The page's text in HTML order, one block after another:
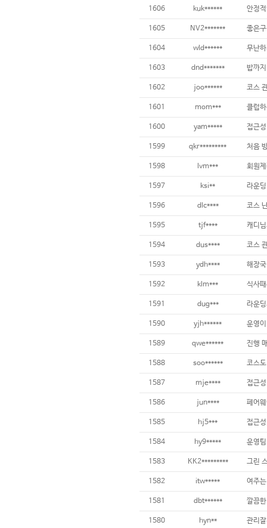
1606 kuk****** 안정
1605 NV2******* 좋은
1604 wld****** 무난
1603 dnd******* 밥까
1602 joo******
1601 mom***
1600 yam*****
1599 qkr********* 처음
1598 lvm***
1597 ksi**
1596 dlc****
1595 tjf**** 캐디
1594 dus**** 코스
1593 ydh**** 해장
1592 klm***
1591 dug***
1590 yjh******
1589 qwe******
1588 soo******
1587 mje**** 접근
1586 jun****
1585 hj5***
1584 hy9***** 운영
1583 KK2*********
1582 itw*****
1581 dbt****** 깔끔
1580 hyn** 관리